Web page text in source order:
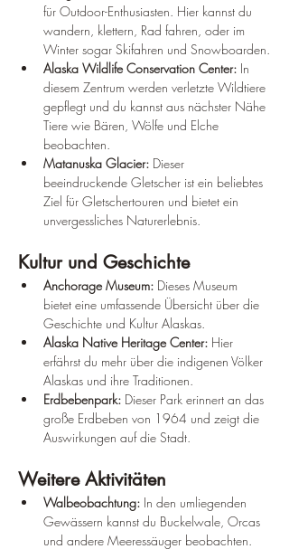
für Outdoor-Enthusiasten. Hier kannst du
wandern, klettern, Rad fahren, oder im
Winter sogar Skifahren und Snowboarden.
Alaska Wildlife Conservation Center: In
diesem Zentrum werden verletzte Wildtiere
gepflegt und du kannst aus nächster Nähe
Tiere wie Bären, Wölfe und Elche
beobachten.
Matanuska Glacier: Dieser
beeindruckende Gletscher ist ein beliebtes
Ziel für Gletschertouren und bietet ein
unvergessliches Naturerlebnis.
Kultur und Geschichte
Anchorage Museum: Dieses Museum
bietet eine umfassende Übersicht über die
Geschichte und Kultur Alaskas.
Alaska Native Heritage Center: Hier
erfährst du mehr über die indigenen Völker
Alaskas und ihre Traditionen.
Erdbebenpark: Dieser Park erinnert an das
große Erdbeben von 1964 und zeigt die
Auswirkungen auf die Stadt.
Weitere Aktivitäten
Walbeobachtung: In den umliegenden
Gewässern kannst du Buckelwale, Orcas
und andere Meeressäuger beobachten.